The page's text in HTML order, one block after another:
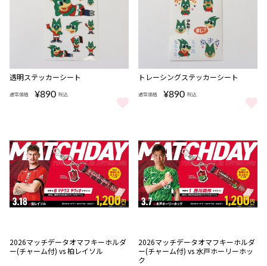
透明ステッカーシート
通常価格 ¥890 税込
透明ステッカーシート をもっと見る
トレーシングステッカーシート
通常価格 ¥890 税込
トレーシングステッカーシート
完売
2026マッチデータオマフキーホルダ
ー(チャーム付) vs 柏レイソル
2026マッチデータオマフキーホルダ
ー(チャーム付) vs 水戸ホーリーホッ
ク